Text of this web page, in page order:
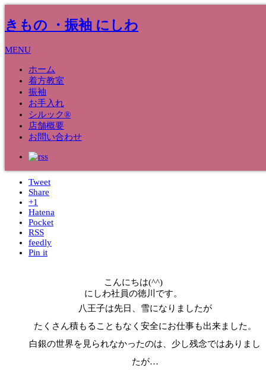
きもの ・振袖 にしわ
MENU
ホーム
着方教室
振袖
お手入れ
シルック®
店舗概要
お問い合わせ
15Feb
着物の春コーデ
2022
■お着物のこと
Tweet
Share
+1
Hatena
Pocket
RSS
feedly
Pin it
こんにちは(^^)
にしわ社員の徳川です。
八王子は先日、雪になりましたが
たくさん積もることもなく安全にお仕事も出来ました。
白銀の世界を見られなかったのは、少し残念ではありまし
たが…